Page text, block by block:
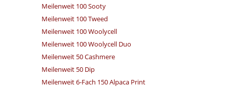
Meilenweit 100 Sooty
Meilenweit 100 Tweed
Meilenweit 100 Woolycell
Meilenweit 100 Woolycell Duo
Meilenweit 50 Cashmere
Meilenweit 50 Dip
Meilenweit 6-Fach 150 Alpaca Print